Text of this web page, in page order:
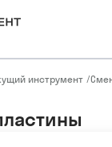
инструмент /